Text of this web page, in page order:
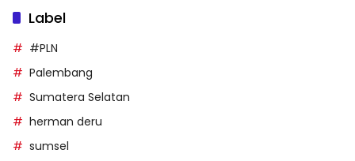
Label
#PLN
Palembang
Sumatera Selatan
herman deru
sumsel